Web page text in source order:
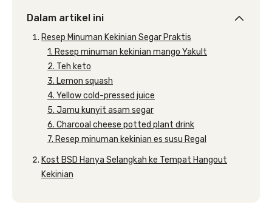
Dalam artikel ini
Resep Minuman Kekinian Segar Praktis
1. Resep minuman kekinian mango Yakult
2. Teh keto
3. Lemon squash
4. Yellow cold-pressed juice
5. Jamu kunyit asam segar
6. Charcoal cheese potted plant drink
7. Resep minuman kekinian es susu Regal
Kost BSD Hanya Selangkah ke Tempat Hangout
Kekinian